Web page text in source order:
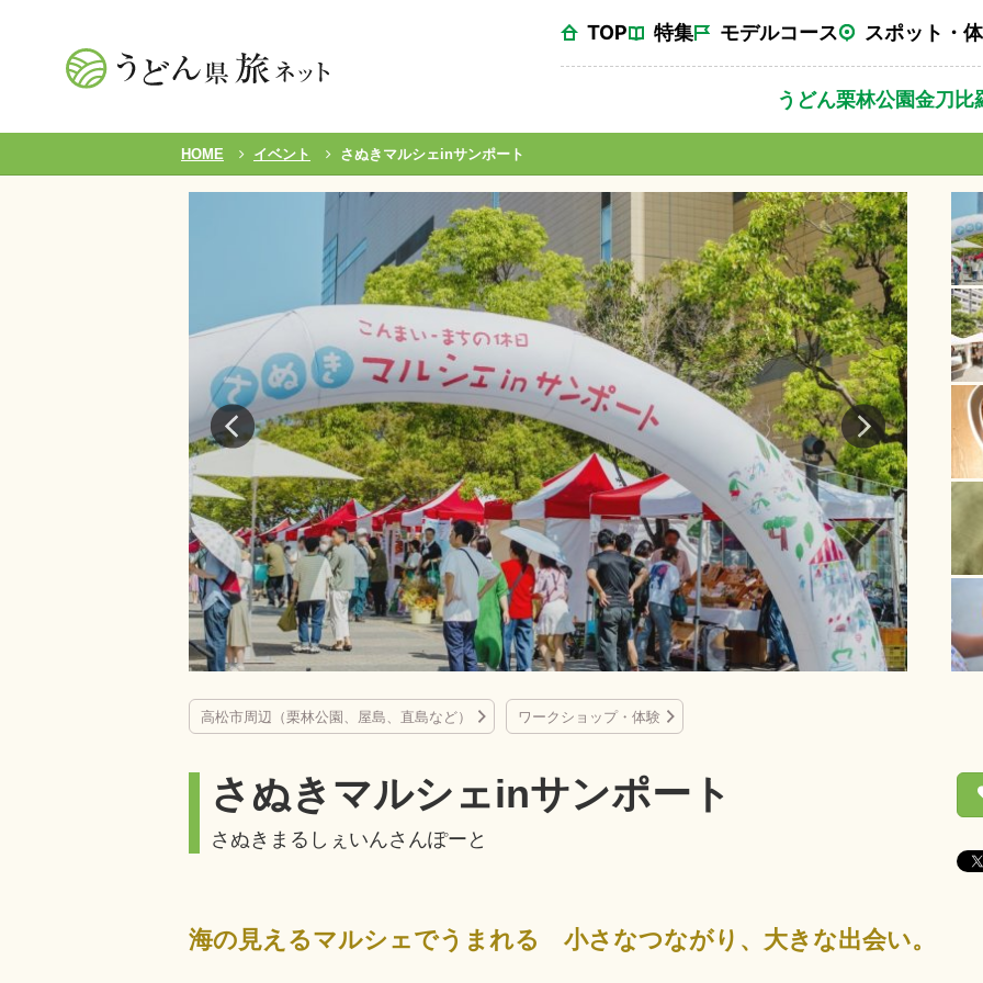
TOP 特集 モデルコース スポット・
うどん栗林公園金刀比
HOME イベント さぬきマルシェinサンポート
高松市周辺（栗林公園、屋島、直島など） ワークショップ・体験
さぬきマルシェinサンポート
さぬきまるしぇいんさんぽーと
海の見えるマルシェでうまれる 小さなつながり、大きな出会い。